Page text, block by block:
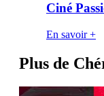
Ciné
En savoir +
Plus de